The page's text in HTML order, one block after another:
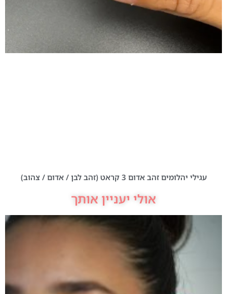
עגילי יהלומים זהב אדום 3 קראט (זהב לבן / אדום / צהוב)
אולי יעניין אותך